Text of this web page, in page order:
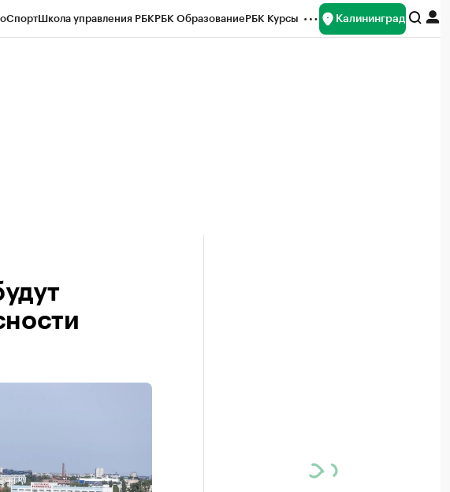
СпортШкола управления РБКРБК ОбразованиеРБК Курсы Калининград